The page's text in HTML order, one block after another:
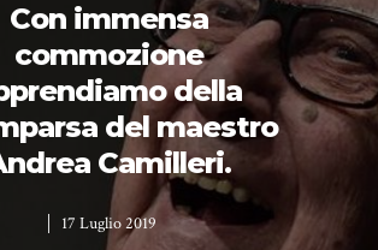
Con immensa
commozione
della
del maestro
Camilleri.
17 Luglio 2019